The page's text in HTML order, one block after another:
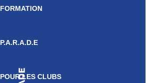
du sport comme
et de réussite.
Financier,
FORMATION
P.A.R.A.D.E
POUR LES CLUBS